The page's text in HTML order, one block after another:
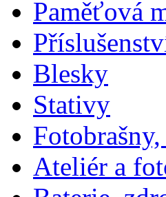
Paměťová
Blesky
Stativy
Ateliér a